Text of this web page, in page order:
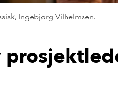
Ingebjørg Vilhelmsen.